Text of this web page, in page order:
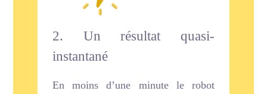
2. Un résultat quasi-
instantané
En moins d’une minute le robot